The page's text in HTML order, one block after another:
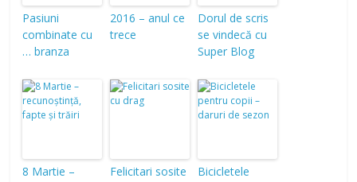
Pasiuni
combinate cu
… branza
2016 – anul ce
trece
Dorul de scris
se vindecă cu
Super Blog
8 Martie –
Felicitari sosite
Bicicletele